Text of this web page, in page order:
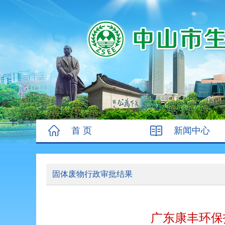
首 页 新闻中心
固体废物行政审批结果
广东康丰环